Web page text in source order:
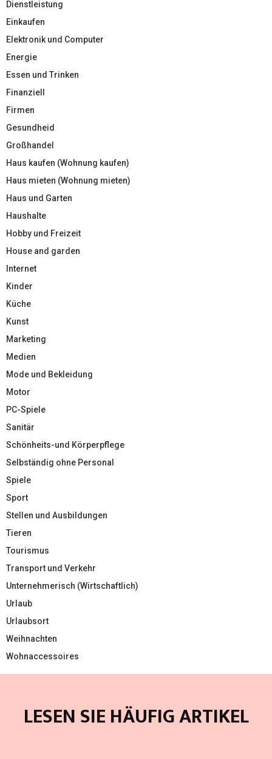
Dienstleistung
Einkaufen
Elektronik und Computer
Energie
Essen und Trinken
Finanziell
Firmen
Gesundheid
Großhandel
Haus kaufen (Wohnung kaufen)
Haus mieten (Wohnung mieten)
Haus und Garten
Haushalte
Hobby und Freizeit
House and garden
Internet
Kinder
Küche
Kunst
Marketing
Medien
Mode und Bekleidung
Motor
PC-Spiele
Sanitär
Schönheits-und Körperpflege
Selbständig ohne Personal
Spiele
Sport
Stellen und Ausbildungen
Tieren
Tourismus
Transport und Verkehr
Unternehmerisch (Wirtschaftlich)
Urlaub
Urlaubsort
Weihnachten
Wohnaccessoires
LESEN SIE HÄUFIG ARTIKEL